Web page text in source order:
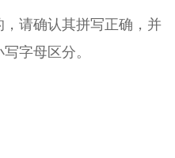
请确认其拼写正确，并
字母区分。